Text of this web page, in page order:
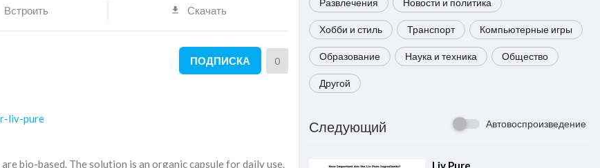
Развлечения Новости и политика
Хобби и стиль Транспорт Компьютерные игры
Образование Наука и техника Общество
Другой
Следующий Автовоспроизведение
⁣Liv Pure
Встроить Скачать
ПОДПИСКА 0
liv-pure
bio-based. The solution is an organic capsule for daily use.